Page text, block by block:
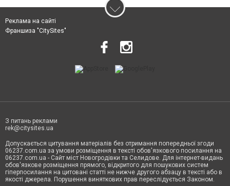
Реклама на сайті
Франшиза "CitySites"
З питань реклами
rek@citysites.ua
Допускається цитування матеріалів без отримання попередньої згоди
06237.com.ua за умови розміщення в тексті обов'язкового посилання на
06237.com.ua - Сайт міст Новогродівки та Селидове. Для інтернет-видань
обов'язкове розміщення прямого, відкритого для пошукових систем
гіперпосилання на цитовані статті не нижче другого абзацу в тексті або в
якості джерела. Порушення виняткових прав переслідується Законом.